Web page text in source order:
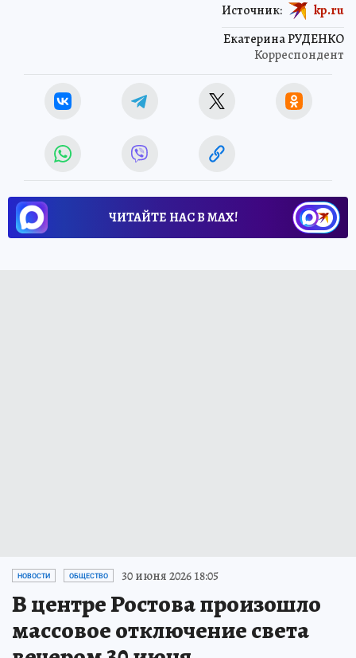
Екатерина РУДЕНКО
Корреспондент
Источник: kp.ru
ЧИТАЙТЕ НАС В МАХ!
НОВОСТИ ОБЩЕСТВО 30 июня 2026 18:05
В центре Ростова произошло
массовое отключение света